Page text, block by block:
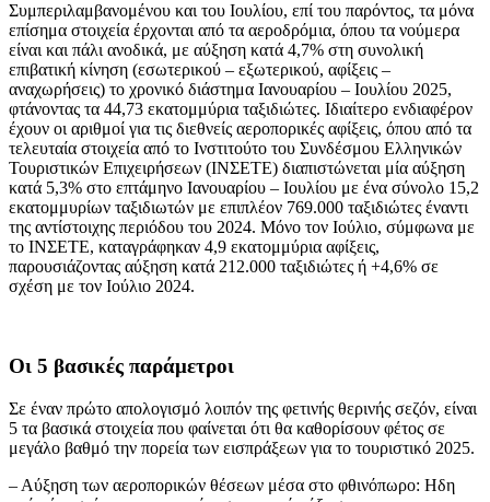
Συμπεριλαμβανομένου και του Ιουλίου, επί του παρόντος, τα μόνα
επίσημα στοιχεία έρχονται από τα αεροδρόμια, όπου τα νούμερα
είναι και πάλι ανοδικά, με αύξηση κατά 4,7% στη συνολική
επιβατική κίνηση (εσωτερικού – εξωτερικού, αφίξεις –
αναχωρήσεις) το χρονικό διάστημα Ιανουαρίου – Ιουλίου 2025,
φτάνοντας τα 44,73 εκατομμύρια ταξιδιώτες. Ιδιαίτερο ενδιαφέρον
έχουν οι αριθμοί για τις διεθνείς αεροπορικές αφίξεις, όπου από τα
τελευταία στοιχεία από το Ινστιτούτο του Συνδέσμου Ελληνικών
Τουριστικών Επιχειρήσεων (ΙΝΣΕΤΕ) διαπιστώνεται μία αύξηση
κατά 5,3% στο επτάμηνο Ιανουαρίου – Ιουλίου με ένα σύνολο 15,2
εκατομμυρίων ταξιδιωτών με επιπλέον 769.000 ταξιδιώτες έναντι
της αντίστοιχης περιόδου του 2024. Μόνο τον Ιούλιο, σύμφωνα με
το ΙΝΣΕΤΕ, καταγράφηκαν 4,9 εκατομμύρια αφίξεις,
παρουσιάζοντας αύξηση κατά 212.000 ταξιδιώτες ή +4,6% σε
σχέση με τον Ιούλιο 2024.
Οι 5 βασικές παράμετροι
Σε έναν πρώτο απολογισμό λοιπόν της φετινής θερινής σεζόν, είναι
5 τα βασικά στοιχεία που φαίνεται ότι θα καθορίσουν φέτος σε
μεγάλο βαθμό την πορεία των εισπράξεων για το τουριστικό 2025.
– Αύξηση των αεροπορικών θέσεων μέσα στο φθινόπωρο: Ηδη